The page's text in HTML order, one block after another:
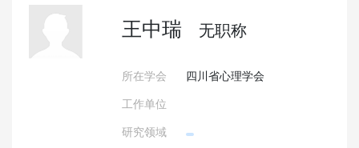
王中瑞 无职称
所在学会
四川省心理学会
工作单位
研究领域